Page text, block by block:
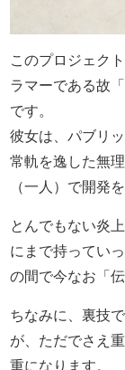
このプロジェク
ラマーである故
です。
彼女は、パブリ
常軌を逸した無
（一人）で開発
とんでもない炎
にまで持ってい
の間で今なお「
ちなみに、裏技
が、ただでさえ
重になります。